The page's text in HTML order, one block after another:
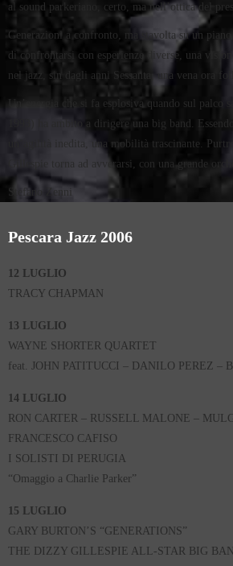
al sound parkeriano, certo, ma nell’ottica del
Generazioni a confronto, ma stavolta su un
di confrontarsi con esperienze diverse, una
nel jazz, sin dagli anni Sessanta, una vena ora
Un’energia che si fa esplosiva quando sul
1993) ha ambito a dirigere una big band.
un’agilità inedita, una mobilità trascinante.
Gillespie torna ad avverarsi, con una grande
Stefano Zenni
Pescara Jazz 2006
12 LUGLIO
TRACY CHAPMAN
13 LUGLIO
WAYNE SHORTER QUARTET
feat. JOHN PATITUCCI – DANILO PEREZ –
14 LUGLIO
RON CARTER – RUSSELL MALONE –
FRANCESCO CAFISO
I SOLISTI DI PERUGIA
“Omaggio a Charlie Parker”
15 LUGLIO
GARY BURTON’S “GENERATIONS”
THE DIZZY GILLESPIE ALL-STAR BIG